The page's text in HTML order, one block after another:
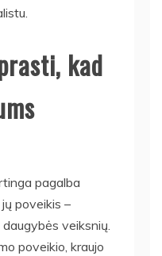
kad
pagalba
poveikis –
veiksnių.
poveikio, kraujo